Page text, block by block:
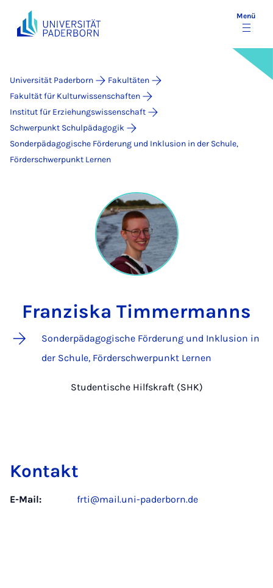
Menü
Universität Paderborn
Fakultäten
Fakultät für Kulturwissenschaften
Institut für Erziehungswissenschaft
Schwerpunkt Schulpädagogik
Sonderpädagogische Förderung und Inklusion in der Schule,
Förderschwerpunkt Lernen
Franziska Timmermanns
Sonderpädagogische Förderung und Inklusion in
der Schule, Förderschwerpunkt Lernen
Studentische Hilfskraft (SHK)
Kontakt
E-Mail: frti@mail.uni-paderborn.de